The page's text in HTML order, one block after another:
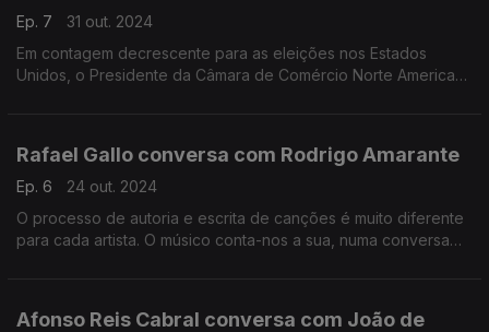
Ep. 7
31 out. 2024
Em contagem decrescente para as eleições nos Estados
Unidos, o Presidente da Câmara de Comércio Norte Americana
Rafael Gallo conversa com Rodrigo Amarante
Ep. 6
24 out. 2024
O processo de autoria e escrita de canções é muito diferente
para cada artista. O músico conta-nos a sua, numa conversa
Afonso Reis Cabral conversa com João de